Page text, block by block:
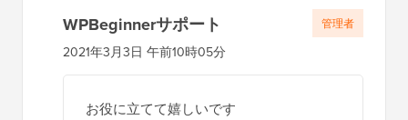
WPBeginnerサポート
2021年3月3日 午前10時05分
お役に立てて嬉しいです
管理者